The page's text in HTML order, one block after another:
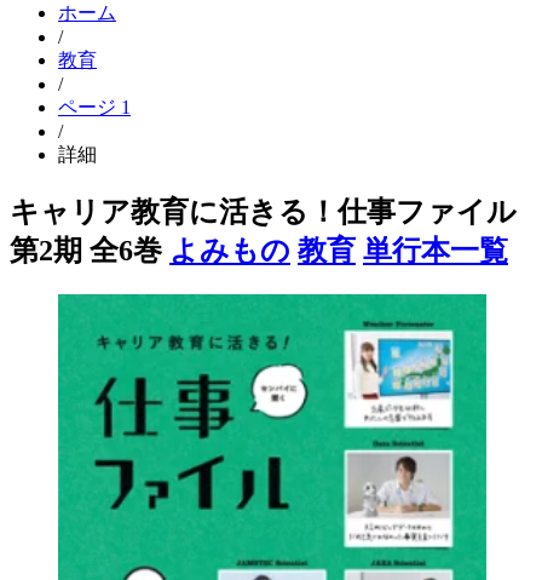
ホーム
/
教育
/
ページ 1
/
詳細
キャリア教育に活きる！仕事ファイル
第2期 全6巻 よみもの 教育 単行本一覧